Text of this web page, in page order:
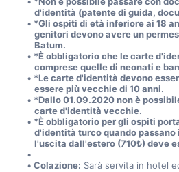
d'identità (patente di guida,
*Gli ospiti di età inferiore ai 18
genitori devono avere un
Batum.
*È obbligatorio che le carte
comprese quelle di neonati e
*Le carte d'identità devono
essere più vecchie di 10 anni.
*Dallo 01.09.2020 non è
carte d'identità vecchie.
*È obbligatorio per gli ospiti
d'identità turco quando passano
l'uscita dall'estero (710₺) deve
Colazione: Sarà servita in hotel